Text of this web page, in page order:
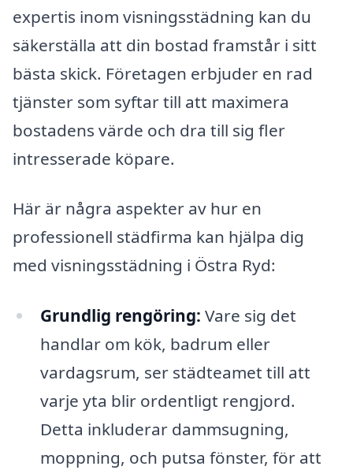
expertis inom visningsstädning kan du
säkerställa att din bostad framstår i sitt
bästa skick. Företagen erbjuder en rad
tjänster som syftar till att maximera
bostadens värde och dra till sig fler
intresserade köpare.
Här är några aspekter av hur en
professionell städfirma kan hjälpa dig
med visningsstädning i Östra Ryd:
Grundlig rengöring: Vare sig det
handlar om kök, badrum eller
vardagsrum, ser städteamet till att
varje yta blir ordentligt rengjord.
Detta inkluderar dammsugning,
moppning, och putsa fönster, för att